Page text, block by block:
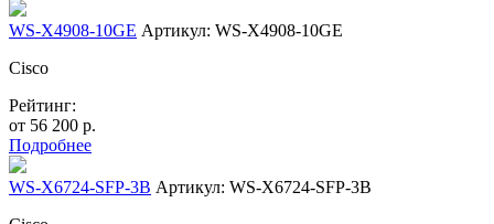
WS-X4908-10GE Артикул: WS-X4908-10GE
Cisco
Рейтинг:
от 56 200 р.
Подробнее
WS-X6724-SFP-3B Артикул: WS-X6724-SFP-3B